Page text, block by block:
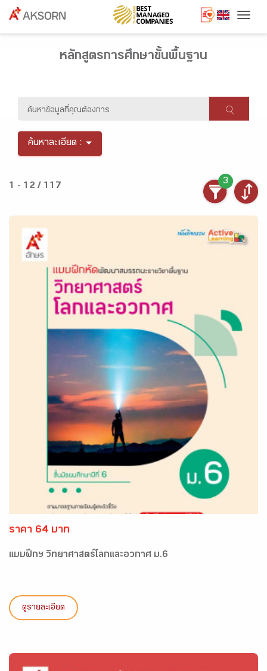
หลักสูตรการศึกษาขั้นพื้นฐาน
ค้นหาละเอียด :
1 - 12 / 117
3
ราคา 64 บาท
แบบฝึกฯ วิทยาศาสตร์โลกและอวกาศ ม.6
ดูรายละเอียด